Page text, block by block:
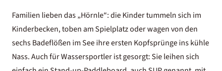
Familien lieben das „Hörnle“: die Kinder tummeln sich im
Kinderbecken, toben am Spielplatz oder wagen von den
sechs Badeflößen im See ihre ersten Kopfsprünge ins kühle
Nass. Auch für Wassersportler ist gesorgt: Sie leihen sich